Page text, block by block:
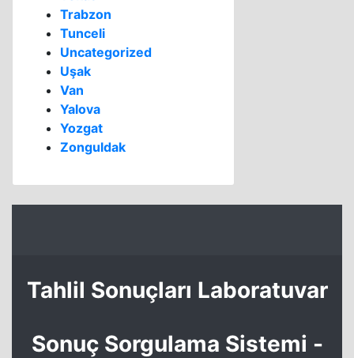
Trabzon
Tunceli
Uncategorized
Uşak
Van
Yalova
Yozgat
Zonguldak
Tahlil Sonuçları Laboratuvar
Sonuç Sorgulama Sistemi -